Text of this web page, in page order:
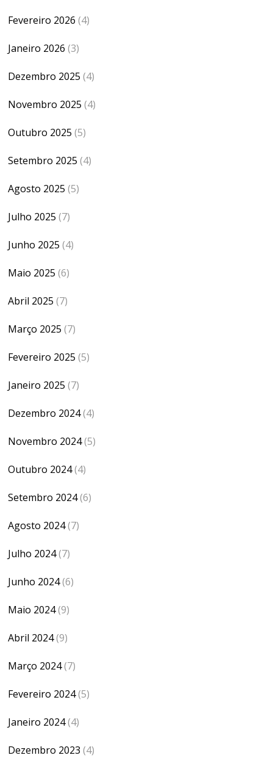
Fevereiro 2026 (4)
Janeiro 2026 (3)
Dezembro 2025 (4)
Novembro 2025 (4)
Outubro 2025 (5)
Setembro 2025 (4)
Agosto 2025 (5)
Julho 2025 (7)
Junho 2025 (4)
Maio 2025 (6)
Abril 2025 (7)
Março 2025 (7)
Fevereiro 2025 (5)
Janeiro 2025 (7)
Dezembro 2024(4)
Novembro 2024(5)
Outubro 2024(4)
Setembro 2024(6)
Agosto 2024(7)
Julho 2024(7)
Junho 2024(6)
Maio 2024(9)
Abril 2024(9)
Março 2024(7)
Fevereiro 2024(5)
Janeiro 2024(4)
Dezembro 2023 (4)